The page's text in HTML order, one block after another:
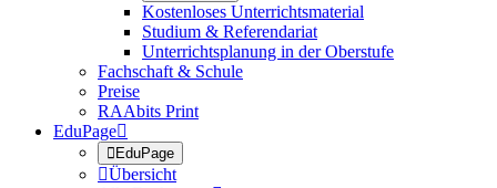
Kostenloses Unterrichtsmaterial
Studium & Referendariat
Unterrichtsplanung in der Oberstufe
Fachschaft & Schule
Preise
RAAbits Print
EduPage
EduPage
Übersicht